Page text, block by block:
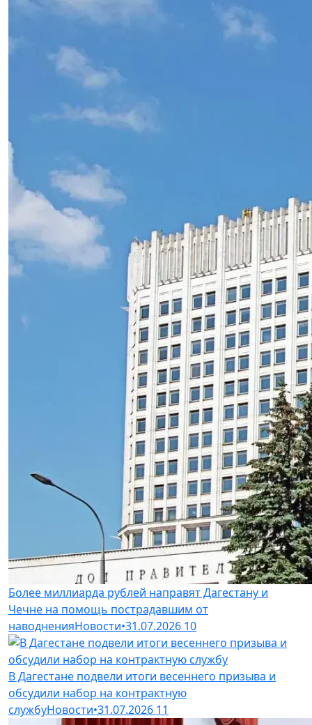
Более миллиарда рублей направят Дагестану и
Чечне на помощь пострадавшим от
наводненияНовости•31.07.2026 10
В Дагестане подвели итоги весеннего призыва и
обсудили набор на контрактную
службуНовости•31.07.2026 11